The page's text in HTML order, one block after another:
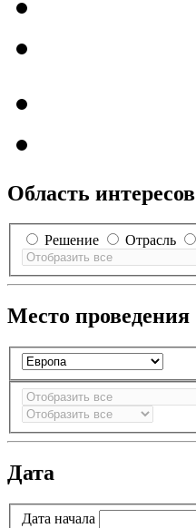
Область интересов
Решение Отрасль
Место проведения
Дата
Дата начала